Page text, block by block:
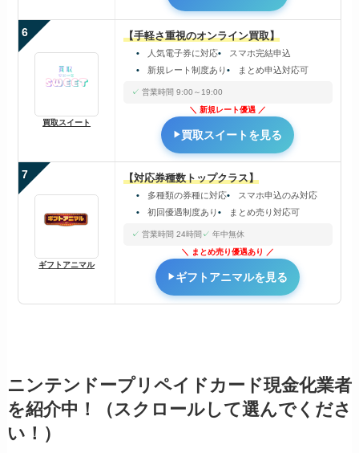
6
買取スイート
【手軽さ重視のオンライン買取】
人気電子券に対応
スマホ完結申込
新規レート制度あり
まとめ申込対応可
営業時間 9:00～19:00
新規レート優遇
買取スイートを見る
7
ギフトアニマル
【対応券種数トップクラス】
多種類の券種に対応
スマホ申込のみ対応
初回優遇制度あり
まとめ売り対応可
営業時間 24時間
年中無休
まとめ売り優遇あり
ギフトアニマルを見る
ニンテンドープリペイドカード現金化業者
を紹介中！（スクロールして選んでくださ
い！）